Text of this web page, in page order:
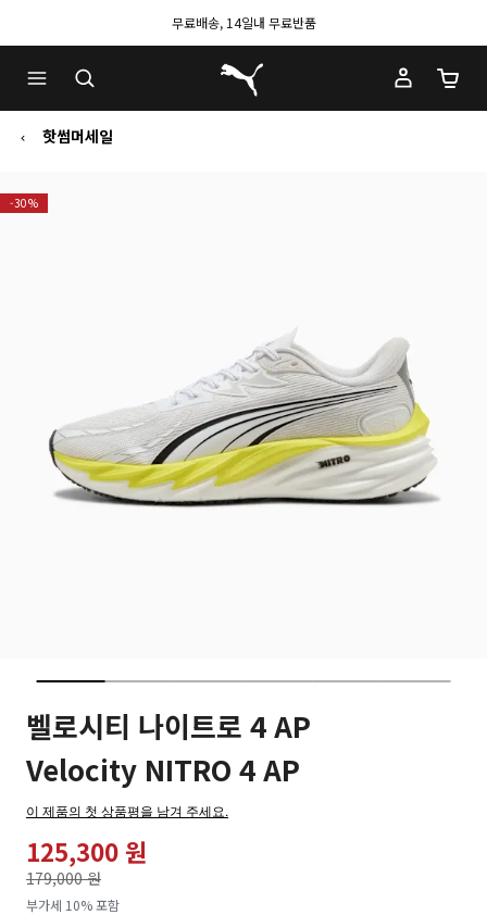
무료배송, 14일내 무료반품
푸마 홈
장바
핫썸머세일
-30%
벨로시티 나이트로 4 AP
Velocity NITRO 4 AP
이 제품의 첫 상품평을 남겨 주세요.
125,300 원
179,000 원
로
부가세 10% 포함